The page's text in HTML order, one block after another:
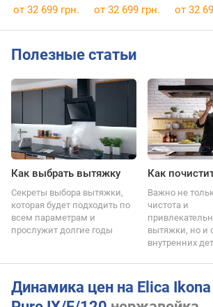
MAT/A/60
от 32 699 грн. от 32 699 грн. от 32
Полезные статьи
Как выбрать вытяжку
Секреты выбора вытяжки,
которая будет подходить по
всем параметрам и
прослужит долгие годы
Важно не
чистота и
вытяжки, но и
внутренних
Динамика цен на Elica